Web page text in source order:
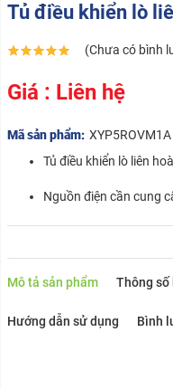
Tủ điều khiển lò
(Chưa có bình
Giá : Liên hệ
Mã sản phẩm: XYP5ROVM1A
Tủ điều khiển lò liên
Nguồn điện cần cung
Mô tả sản phẩm Thông
Hướng dẫn sử dụng Bình